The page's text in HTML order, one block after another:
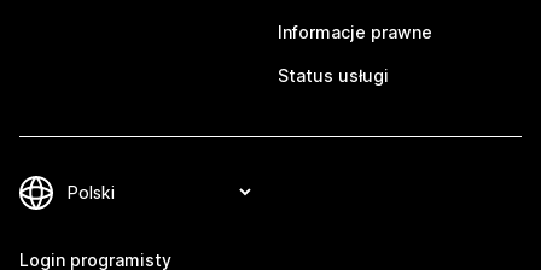
Informacje prawne
Status usługi
Login programisty